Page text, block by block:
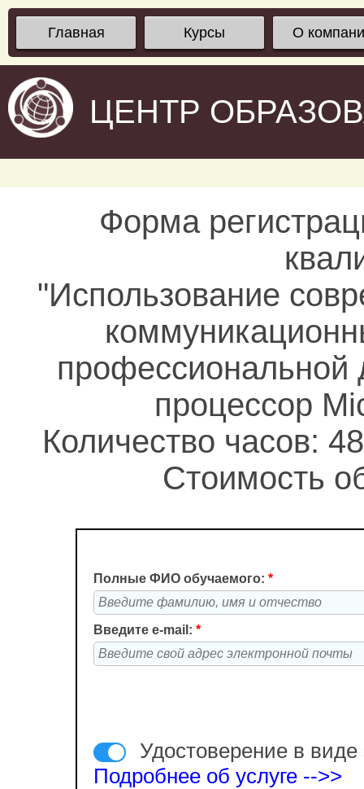
Главная Курсы О
ЦЕНТР
Форма
"Использование
профессиональной
процессор
Количество часов:
Стоимость
Полные ФИО обучаемого: *
Введите e-mail: *
Удостоверение в виде
Подробнее об услуге -->>